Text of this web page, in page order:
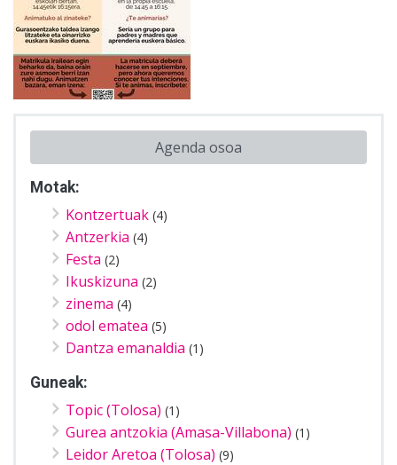
Agenda osoa
Motak:
Kontzertuak (4)
Antzerkia (4)
Festa (2)
Ikuskizuna (2)
zinema (4)
odol ematea (5)
Dantza emanaldia (1)
Guneak:
Topic (Tolosa) (1)
Gurea antzokia (Amasa-Villabona) (1)
Leidor Aretoa (Tolosa) (9)